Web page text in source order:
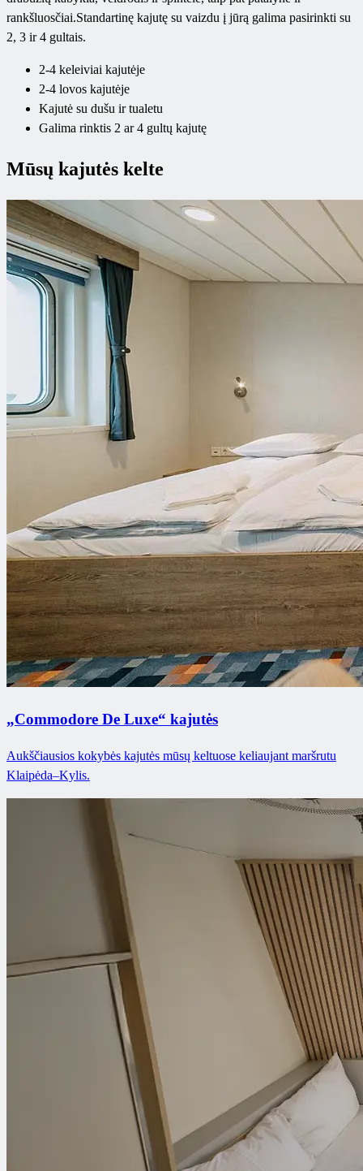
rankšluosčiai.Standartinę kajutę su vaizdu į jūrą galima pasirinkti su
2, 3 ir 4 gultais.
2-4 keleiviai kajutėje
2-4 lovos kajutėje
Kajutė su dušu ir tualetu
Galima rinktis 2 ar 4 gultų kajutę
Mūsų kajutės kelte
„Commodore De Luxe“ kajutės
Aukščiausios kokybės kajutės mūsų keltuose keliaujant maršrutu
Klaipėda–Kylis.